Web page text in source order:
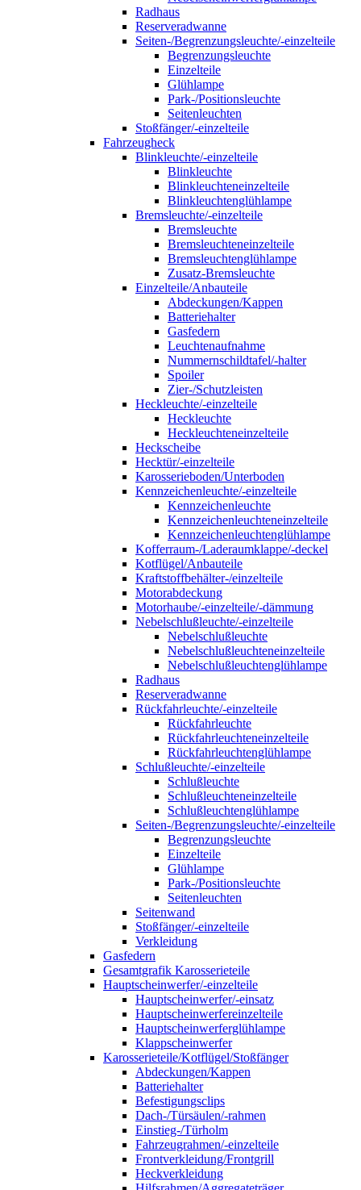
Radhaus
Reserveradwanne
Seiten-/Begrenzungsleuchte/-einzelteile
Begrenzungsleuchte
Einzelteile
Glühlampe
Park-/Positionsleuchte
Seitenleuchten
Stoßfänger/-einzelteile
Fahrzeugheck
Blinkleuchte/-einzelteile
Blinkleuchte
Blinkleuchteneinzelteile
Blinkleuchtenglühlampe
Bremsleuchte/-einzelteile
Bremsleuchte
Bremsleuchteneinzelteile
Bremsleuchtenglühlampe
Zusatz-Bremsleuchte
Einzelteile/Anbauteile
Abdeckungen/Kappen
Batteriehalter
Gasfedern
Leuchtenaufnahme
Nummernschildtafel/-halter
Spoiler
Zier-/Schutzleisten
Heckleuchte/-einzelteile
Heckleuchte
Heckleuchteneinzelteile
Heckscheibe
Hecktür/-einzelteile
Karosserieboden/Unterboden
Kennzeichenleuchte/-einzelteile
Kennzeichenleuchte
Kennzeichenleuchteneinzelteile
Kennzeichenleuchtenglühlampe
Kofferraum-/Laderaumklappe/-deckel
Kotflügel/Anbauteile
Kraftstoffbehälter-/einzelteile
Motorabdeckung
Motorhaube/-einzelteile/-dämmung
Nebelschlußleuchte/-einzelteile
Nebelschlußleuchte
Nebelschlußleuchteneinzelteile
Nebelschlußleuchtenglühlampe
Radhaus
Reserveradwanne
Rückfahrleuchte/-einzelteile
Rückfahrleuchte
Rückfahrleuchteneinzelteile
Rückfahrleuchtenglühlampe
Schlußleuchte/-einzelteile
Schlußleuchte
Schlußleuchteneinzelteile
Schlußleuchtenglühlampe
Seiten-/Begrenzungsleuchte/-einzelteile
Begrenzungsleuchte
Einzelteile
Glühlampe
Park-/Positionsleuchte
Seitenleuchten
Seitenwand
Stoßfänger/-einzelteile
Verkleidung
Gasfedern
Gesamtgrafik Karosserieteile
Hauptscheinwerfer/-einzelteile
Hauptscheinwerfer/-einsatz
Hauptscheinwerfereinzelteile
Hauptscheinwerferglühlampe
Klappscheinwerfer
Karosserieteile/Kotflügel/Stoßfänger
Abdeckungen/Kappen
Batteriehalter
Befestigungsclips
Dach-/Türsäulen/-rahmen
Einstieg-/Türholm
Fahrzeugrahmen/-einzelteile
Frontverkleidung/Frontgrill
Heckverkleidung